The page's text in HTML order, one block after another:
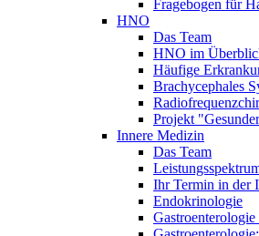
Fragebogen für
HNO
Das Team
HNO im
Häufige
Brachycephales
Projekt
Innere Medizin
Das Team
Ihr Termin in der
Endokrinologie